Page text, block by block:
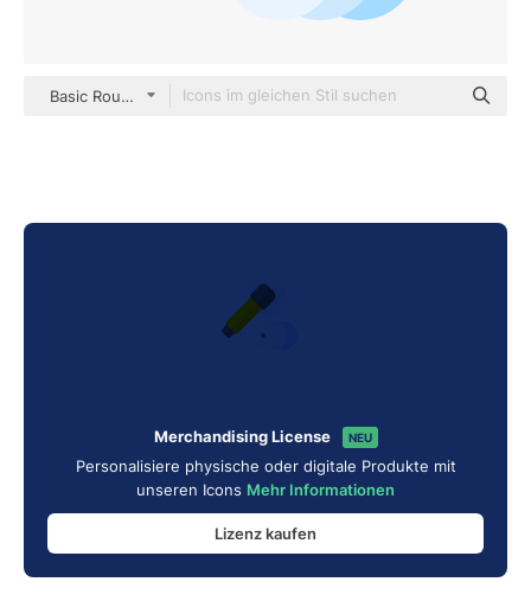
Basic Rounded Flat
Merchandising License NEU
Personalisiere physische oder digitale Produkte mit
unseren Icons Mehr Informationen
Lizenz kaufen